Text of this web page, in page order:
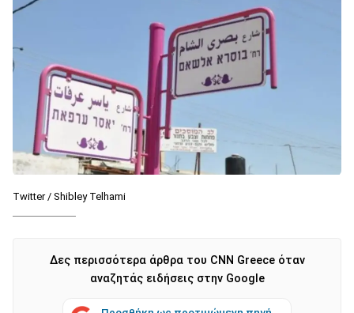
Twitter / Shibley Telhami
Δες περισσότερα άρθρα του CNN Greece όταν
αναζητάς ειδήσεις στην Google